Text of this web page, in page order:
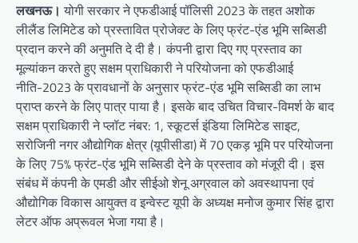
लखनऊ। योगी सरकार ने एफडीआई पॉलिसी 2023 के तहत अशोक
लीलैंड लिमिटेड को प्रस्तावित प्रोजेक्ट के लिए फ्रंट-एंड भूमि सब्सिडी
प्रदान करने की अनुमति दे दी है। कंपनी द्वारा दिए गए प्रस्ताव का
मूल्यांकन करते हुए सक्षम प्राधिकारी ने परियोजना को एफडीआई
नीति-2023 के प्रावधानों के अनुसार फ्रंट-एंड भूमि सब्सिडी का लाभ
प्राप्त करने के लिए पात्र पाया है। इसके बाद उचित विचार-विमर्श के बाद
सक्षम प्राधिकारी ने प्लॉट नंबर: 1, स्कूटर्स इंडिया लिमिटेड साइट,
सरोजिनी नगर औद्योगिक क्षेत्र (यूपीसीडा) में 70 एकड़ भूमि पर परियोजना
के लिए 75% फ्रंट-एंड भूमि सब्सिडी देने के प्रस्ताव को मंजूरी दी। इस
संबंध में कंपनी के एमडी और सीईओ शेनू अग्रवाल को अवस्थापना एवं
औद्योगिक विकास आयुक्त व इन्वेस्ट यूपी के अध्यक्ष मनोज कुमार सिंह द्वारा
लेटर ऑफ अप्रूवल भेजा गया है।